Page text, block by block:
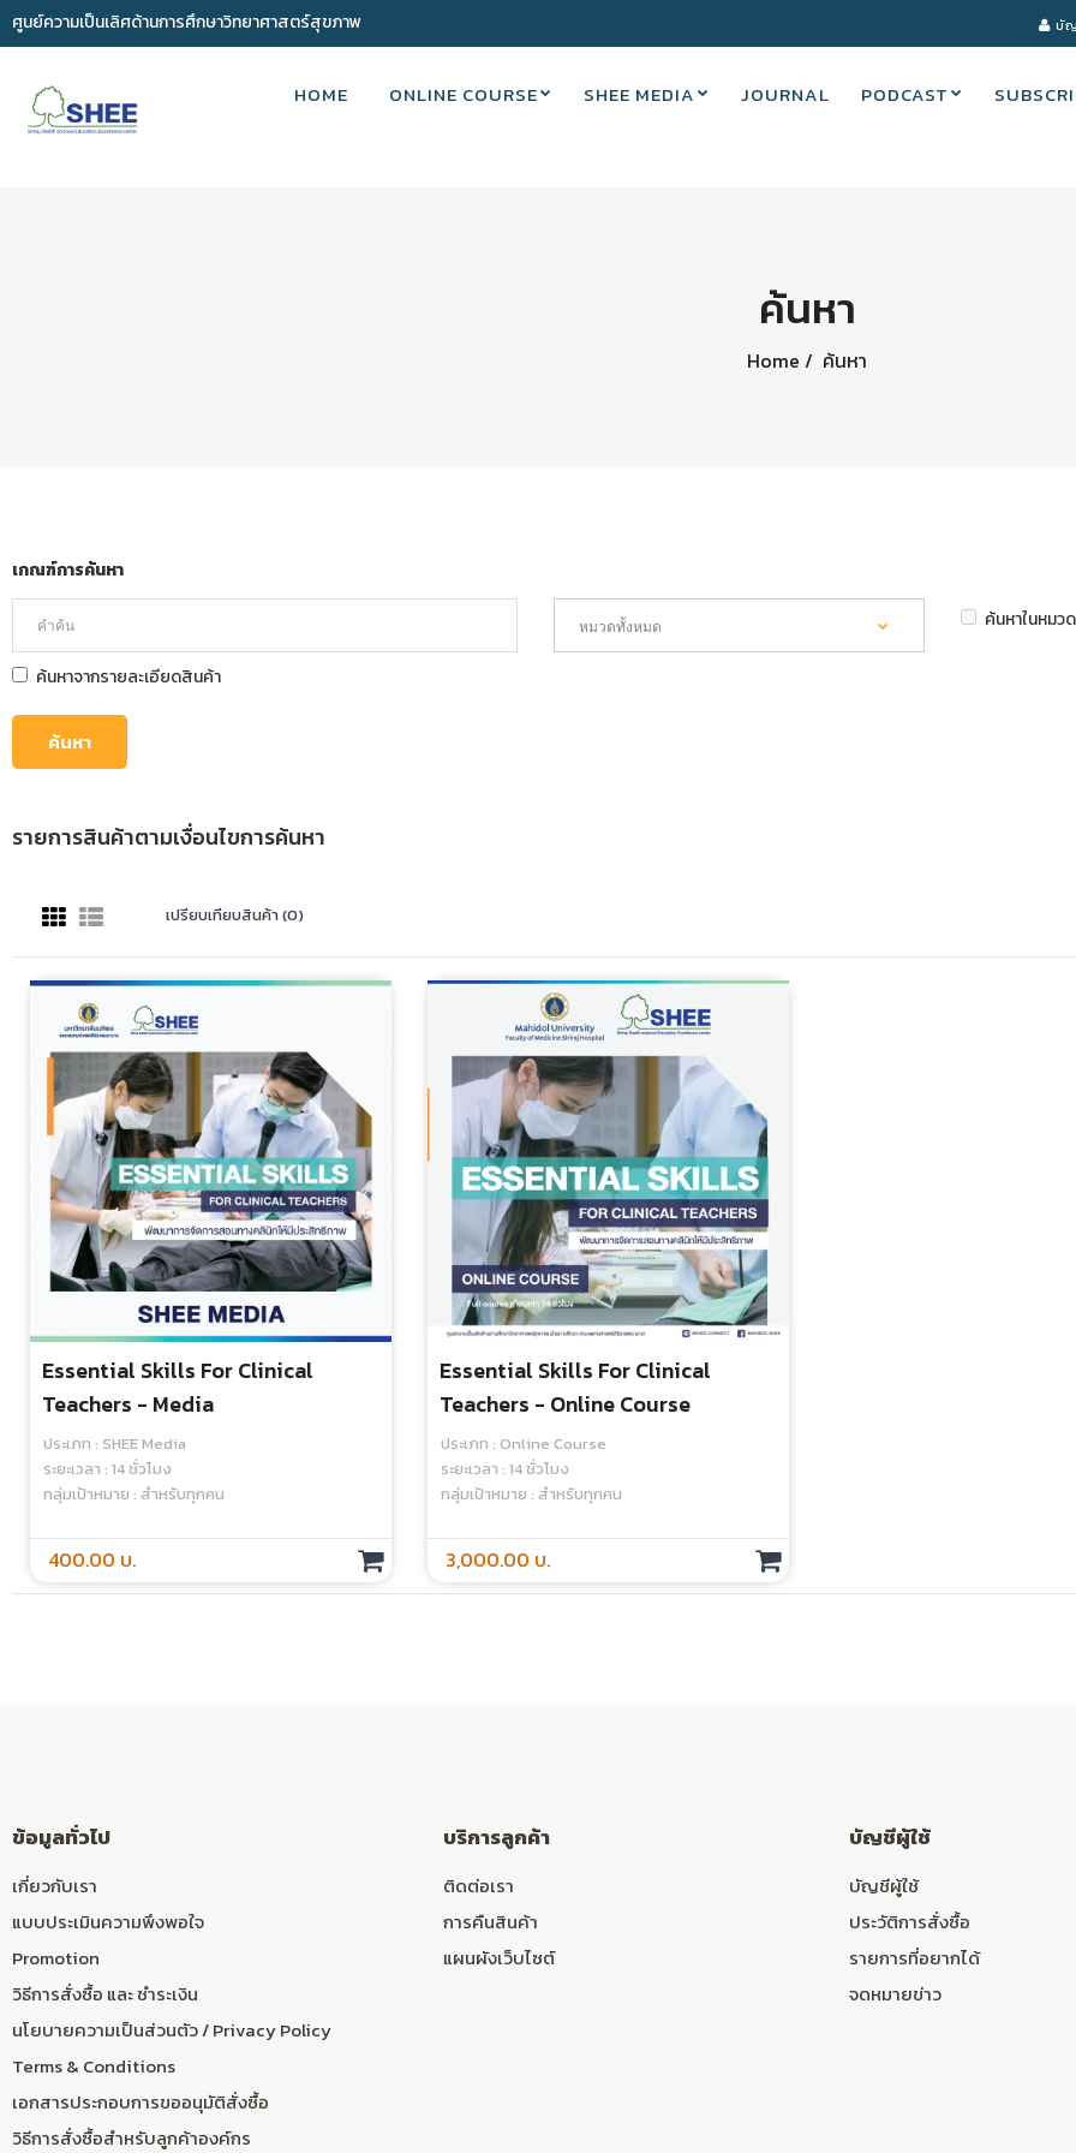
ศูนย์ความเป็นเลิศด้านการศึกษาวิทยาศาสตร์สุขภาพ บั
HOME ONLINE COURSE SHEE MEDIA JOURNAL PODCAST
ค้นหา
Home ค้นหา
เกณฑ์การค้นหา
ค้นหาในหมว
ค้นหาจากรายละเอียดสินค้า
รายการสินค้าตามเงื่อนไขการค้นหา
เปรียบเทียบสินค้า (0)
Essential Skills For Clinical
Teachers - Media
ประเภท : SHEE Media
ระยะเวลา : 14 ชั่วโมง
กลุ่มเป้าหมาย : สำหรับทุกคน
400.00 บ.
Essential Skills For Clinical
Teachers - Online Course
ประเภท : Online Course
ระยะเวลา : 14 ชั่วโมง
กลุ่มเป้าหมาย : สำหรับทุกคน
3,000.00 บ.
ข้อมูลทั่วไป
เกี่ยวกับเรา
แบบประเมินความพึงพอใจ
Promotion
วิธีการสั่งซื้อ และ ชำระเงิน
นโยบายความเป็นส่วนตัว / Privacy Policy
Terms & Conditions
เอกสารประกอบการขออนุมัติสั่งซื้อ
วิธีการสั่งซื้อสำหรับลูกค้าองค์กร
บริการลูกค้า
ติดต่อเรา
การคืนสินค้า
แผนผังเว็บไซต์
บัญชีผู้ใช้
บัญชีผู้ใช้
ประวัติการสั่งซื้อ
รายการที่อยากได้
จดหมายข่าว